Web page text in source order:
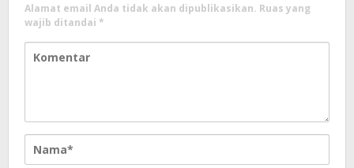
Alamat email Anda tidak akan dipublikasikan. Ruas yang
wajib ditandai *